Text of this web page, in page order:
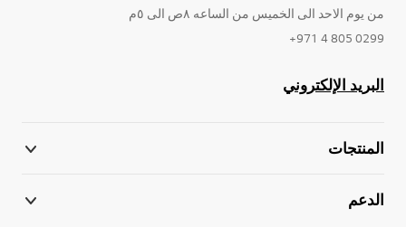
من يوم الاحد الى الخميس من الساعه ٨ص الى ٥م
0299 805 4 971+
البريد الإلكتروني
المنتجات
الدعم